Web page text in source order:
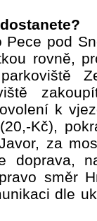
Pece pod
rovně,
k
Kč),
za
doprava,
směr
dle